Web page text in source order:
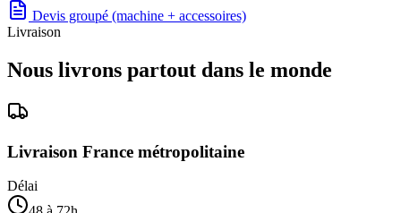
Devis groupé (machine + accessoires)
Livraison
Nous livrons partout dans le monde
Livraison France métropolitaine
Délai